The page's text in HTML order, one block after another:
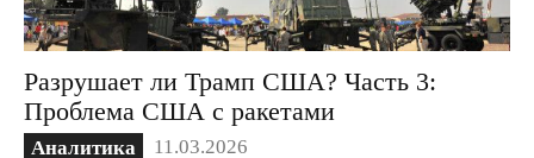
Разрушает ли Трамп США? Часть 3:
Проблема США с ракетами
Аналитика 11.03.2026